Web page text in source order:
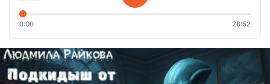
0:00 26:52